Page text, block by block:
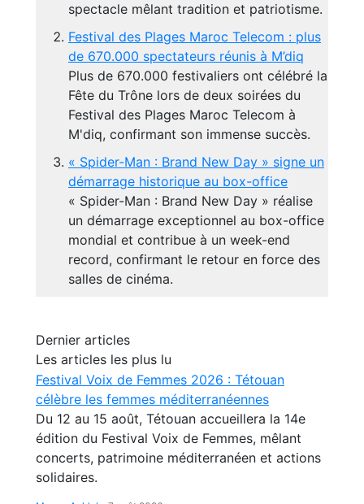
spectacle mêlant tradition et patriotisme.
Festival des Plages Maroc Telecom : plus
de 670.000 spectateurs réunis à M’diq
Plus de 670.000 festivaliers ont célébré la
Fête du Trône lors de deux soirées du
Festival des Plages Maroc Telecom à
M'diq, confirmant son immense succès.
« Spider-Man : Brand New Day » signe un
démarrage historique au box-office
« Spider-Man : Brand New Day » réalise
un démarrage exceptionnel au box-office
mondial et contribue à un week-end
record, confirmant le retour en force des
salles de cinéma.
Dernier articles
Les articles les plus lu
Festival Voix de Femmes 2026 : Tétouan
célèbre les femmes méditerranéennes
Du 12 au 15 août, Tétouan accueillera la 14e
édition du Festival Voix de Femmes, mêlant
concerts, patrimoine méditerranéen et actions
solidaires.